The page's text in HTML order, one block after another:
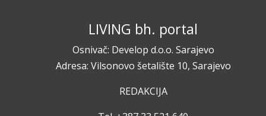
LIVING bh. portal
Osnivač: Develop d.o.o. Sarajevo
Adresa: Vilsonovo šetalište 10, Sarajevo
REDAKCIJA